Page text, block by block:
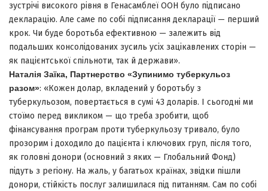
зустрічі високого рівня в Генасамблеї ООН було підписано
декларацію. Але саме по собі підписання декларації — перший
крок. Чи буде боротьба ефективною — залежить від
подальших консолідованих зусиль усіх зацікавлених сторін —
як пацієнтської спільноти, так й держави».
Наталія Заїка, Партнерство «Зупинимо туберкульоз
разом»: «Кожен долар, вкладений у боротьбу з
туберкульозом, повертається в сумі 43 доларів. І сьогодні ми
стоїмо перед викликом — що треба зробити, щоб
фінансування програм проти туберкульозу тривало, було
прозорим і доходило до пацієнта і ключових груп, після того,
як головні донори (основний з яких — Глобальний Фонд)
підуть з регіону. На жаль, у багатьох країнах, звідки пішли
донори, стійкість послуг залишилася під питанням. Сам по собі